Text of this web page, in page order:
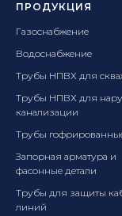
ПРОДУКЦИЯ
Газоснабжение
Водоснабжение
Трубы НПВХ для
Трубы НПВХ для
канализации
Трубы
Запорная арматура и
фасонные детали
Трубы для защиты
линий